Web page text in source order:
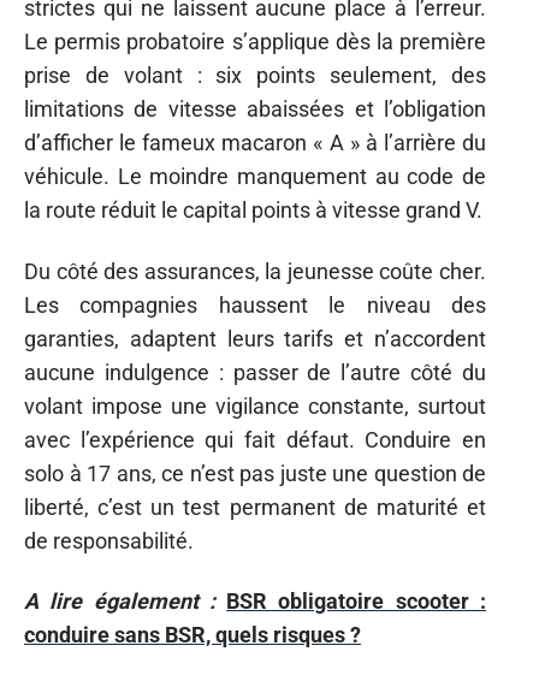
strictes qui ne laissent aucune place à l’erreur.
Le permis probatoire s’applique dès la première
prise de volant : six points seulement, des
limitations de vitesse abaissées et l’obligation
d’afficher le fameux macaron « A » à l’arrière du
véhicule. Le moindre manquement au code de
la route réduit le capital points à vitesse grand V.
Du côté des assurances, la jeunesse coûte cher.
Les compagnies haussent le niveau des
garanties, adaptent leurs tarifs et n’accordent
aucune indulgence : passer de l’autre côté du
volant impose une vigilance constante, surtout
avec l’expérience qui fait défaut. Conduire en
solo à 17 ans, ce n’est pas juste une question de
liberté, c’est un test permanent de maturité et
de responsabilité.
A lire également : BSR obligatoire scooter :
conduire sans BSR, quels risques ?